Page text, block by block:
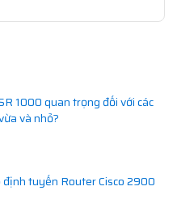
1000 quan trọng đối với các
và nhỏ?
định tuyến Router Cisco 2900